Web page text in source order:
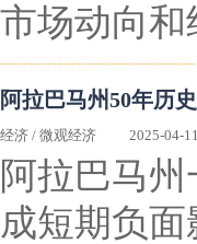
市场动向和
阿拉巴马州50年历
经济 / 微观经济 2025-04-
阿拉巴马
成短期负